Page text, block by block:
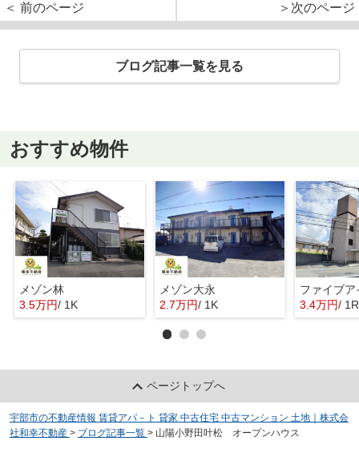
＜ 前のページ ＞次のページ
ブログ記事一覧を見る
おすすめ物件
メゾン林
3.5万円/ 1K
メゾン大永
2.7万円/ 1K
ファイブア
3.4万円/ 1R
ページトップへ
宇部市の不動産情報 賃貸アパ－ト 貸家 中古住宅 中古マンション 土地｜株式会
社和幸不動産 > ブログ記事一覧 > 山陽小野田叶松 オープンハウス